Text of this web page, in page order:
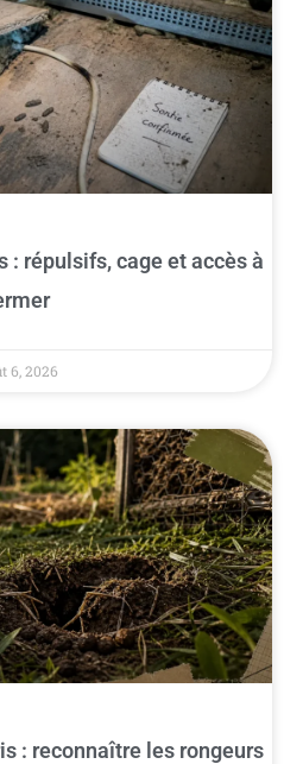
: répulsifs, cage et accès à
6, 2026
: reconnaître les rongeurs